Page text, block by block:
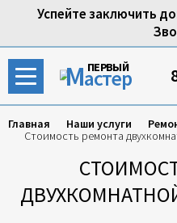
ПЕРВЫЙ
Мастер
Успейте заключить
Главная Наши услуги
Стоимость ремонта